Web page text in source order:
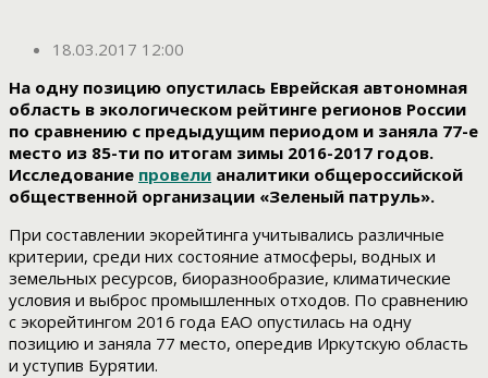
18.03.2017 12:00
На одну позицию опустилась Еврейская автономная
область в экологическом рейтинге регионов России
по сравнению с предыдущим периодом и заняла 77-е
место из 85-ти по итогам зимы 2016-2017 годов.
Исследование провели аналитики общероссийской
общественной организации «Зеленый патруль».
При составлении экорейтинга учитывались различные
критерии, среди них состояние атмосферы, водных и
земельных ресурсов, биоразнообразие, климатические
условия и выброс промышленных отходов. По сравнению
с экорейтингом 2016 года ЕАО опустилась на одну
позицию и заняла 77 место, опередив Иркутскую область
и уступив Бурятии.